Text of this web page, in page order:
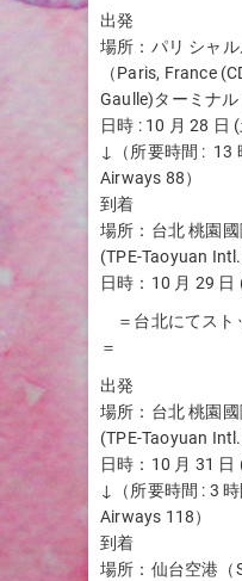
出発
場所：パリ シャ
（Paris, France
Gaulle)ターミナル
日時 : 10 月 28 日
↓（所要時間 : 13
Airways 88）
到着
場所：台北 桃園
(TPE-Taoyuan
日時：10 月 29 日
＝台北にてスト
＝
出発
場所：台北 桃園
(TPE-Taoyuan
日時：10 月 31 日
↓（所要時間 : 3
Airways 118）
到着
場所：仙台空港（